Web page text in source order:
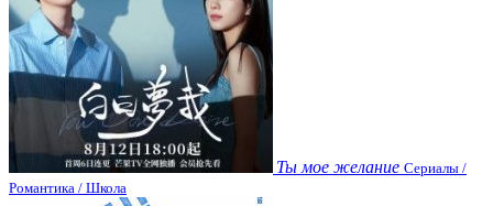
Ты мое желание Сериалы /
Романтика / Школа